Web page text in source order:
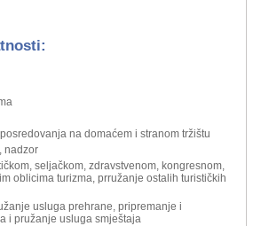
na domaćem i stranom tržištu
nadzor
seljačkom, zdravstvenom, kongresnom,
oblicima turizma, prružanje ostalih turističkih
usluga prehrane, pripremanje i
i pružanje usluga smještaja